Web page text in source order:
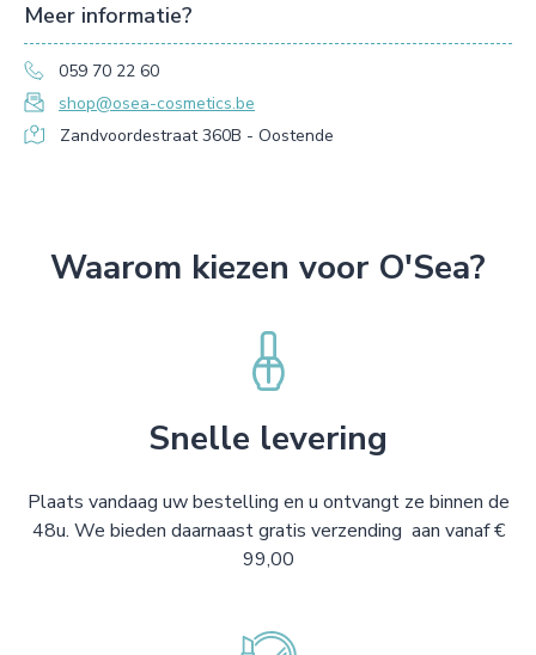
Meer informatie?
059 70 22 60
shop@osea-cosmetics.be
Zandvoordestraat 360B - Oostende
Waarom kiezen voor O'Sea?
Snelle levering
Plaats vandaag uw bestelling en u ontvangt ze binnen de
48u. We bieden daarnaast gratis verzending aan vanaf €
99,00